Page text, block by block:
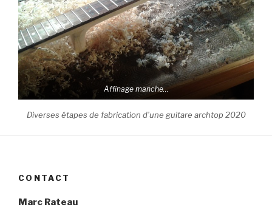
Affinage manche…
Diverses étapes de fabrication d’une guitare archtop 2020
CONTACT
Marc Rateau